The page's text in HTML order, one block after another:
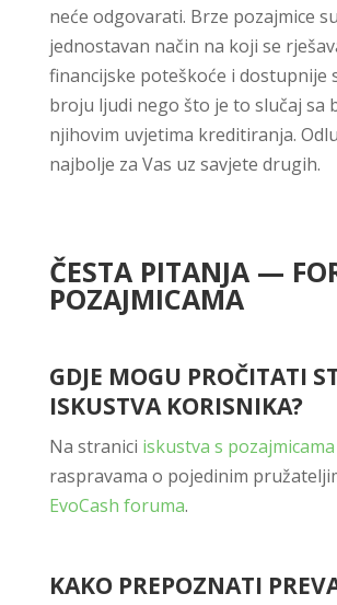
neće odgovarati. Brze pozajmice su
jednostavan način na koji se
financijske poteškoće i dostupnije
broju ljudi nego što je to slučaj sa
njihovim uvjetima kreditiranja.
najbolje za Vas uz savjete drugih.
ČESTA PITANJA —
POZAJMICAMA
GDJE MOGU PROČITATI
ISKUSTVA KORISNIKA?
Na stranici iskustva s pozajmicama
raspravama o pojedinim
EvoCash foruma.
KAKO PREPOZNATI